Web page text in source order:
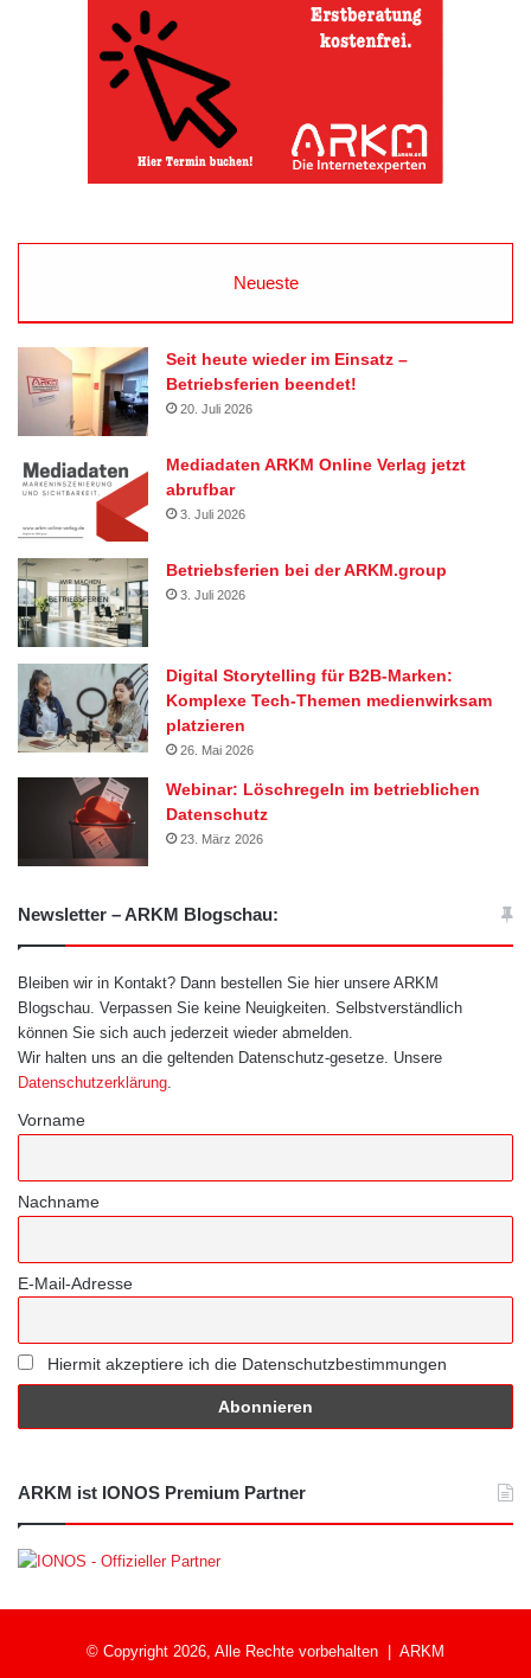
Neueste
Seit heute wieder im Einsatz –
Betriebsferien beendet!
20. Juli 2026
Mediadaten ARKM Online Verlag jetzt
abrufbar
3. Juli 2026
Betriebsferien bei der ARKM.group
3. Juli 2026
Digital Storytelling für B2B-Marken:
Komplexe Tech-Themen medienwirksam
platzieren
26. Mai 2026
Webinar: Löschregeln im betrieblichen
Datenschutz
23. März 2026
Newsletter – ARKM Blogschau:
Bleiben wir in Kontakt? Dann bestellen Sie hier unsere ARKM
Blogschau. Verpassen Sie keine Neuigkeiten. Selbstverständlich
können Sie sich auch jederzeit wieder abmelden.
Wir halten uns an die geltenden Datenschutz-gesetze. Unsere
Datenschutzerklärung.
Vorname
Nachname
E-Mail-Adresse
Hiermit akzeptiere ich die Datenschutzbestimmungen
ARKM ist IONOS Premium Partner
© Copyright 2026, Alle Rechte vorbehalten | ARKM